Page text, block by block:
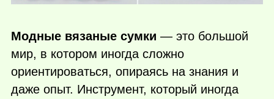
Модные вязаные сумки — это большой
мир, в котором иногда сложно
ориентироваться, опираясь на знания и
даже опыт. Инструмент, который иногда